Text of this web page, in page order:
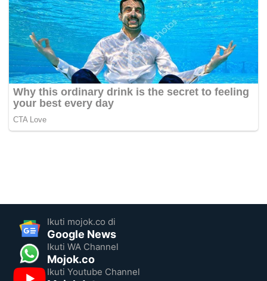
Ikuti mojok.co di
Google News
Ikuti WA Channel
Mojok.co
Ikuti Youtube Channel